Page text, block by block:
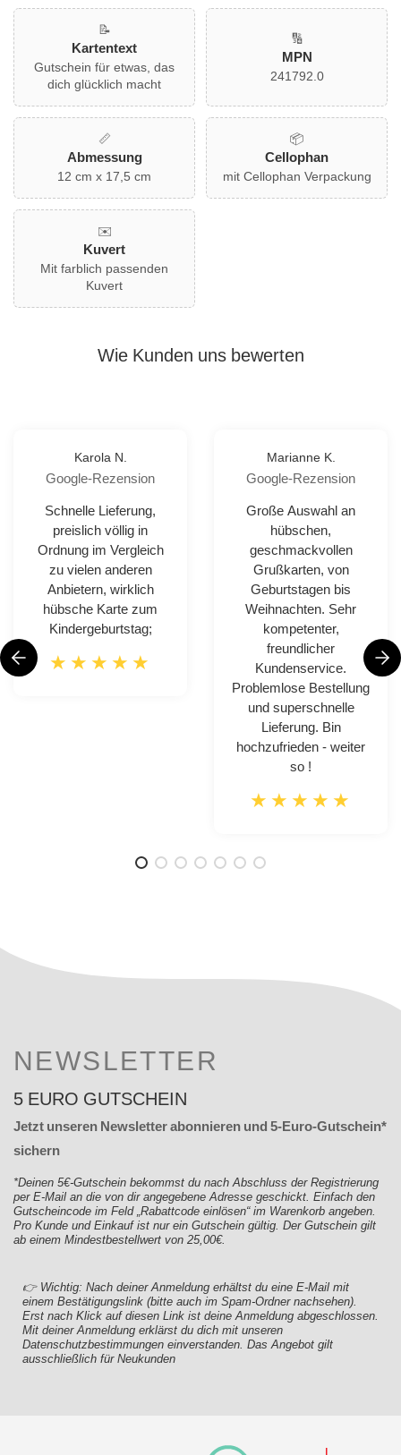
📝
Kartentext
Gutschein für etwas, das
dich glücklich macht
🔢
MPN
241792.0
📏
Abmessung
12 cm x 17,5 cm
📦
Cellophan
mit Cellophan Verpackung
✉️
Kuvert
Mit farblich passenden
Kuvert
Wie Kunden uns bewerten
Karola N.
Google-Rezension
Schnelle Lieferung,
preislich völlig in
Ordnung im Vergleich
zu vielen anderen
Anbietern, wirklich
hübsche Karte zum
Kindergeburtstag;
Marianne K.
Google-Rezension
Große Auswahl an
hübschen,
geschmackvollen
Grußkarten, von
Geburtstagen bis
Weihnachten. Sehr
kompetenter,
freundlicher
Kundenservice.
Problemlose Bestellung
und superschnelle
Lieferung. Bin
hochzufrieden - weiter
so !
NEWSLETTER
5 EURO GUTSCHEIN
Jetzt unseren Newsletter abonnieren und 5-Euro-Gutschein*
sichern
*Deinen 5€-Gutschein bekommst du nach Abschluss der Registrierung
per E-Mail an die von dir angegebene Adresse geschickt. Einfach den
Gutscheincode im Feld „Rabattcode einlösen“ im Warenkorb angeben.
Pro Kunde und Einkauf ist nur ein Gutschein gültig. Der Gutschein gilt
ab einem Mindestbestellwert von 25,00€.
👉 Wichtig: Nach deiner Anmeldung erhältst du eine E-Mail mit
einem Bestätigungslink (bitte auch im Spam-Ordner nachsehen).
Erst nach Klick auf diesen Link ist deine Anmeldung abgeschlossen.
Mit deiner Anmeldung erklärst du dich mit unseren
Datenschutzbestimmungen einverstanden. Das Angebot gilt
ausschließlich für Neukunden